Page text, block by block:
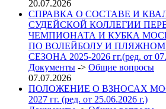
20.07.2026
СПРАВКА О СОСТАВЕ И
СУДЕЙСКОЙ КОЛЛЕГИИ
ЧЕМПИОНАТА И КУБКА
ПО ВОЛЕЙБОЛУ И
СЕЗОНА 2025-2026 гг.(ред. от
Документы -> Общие вопросы
07.07.2026
ПОЛОЖЕНИЕ О ВЗНОСАХ
2027 гг. (ред. от 25.06.2026 г.)